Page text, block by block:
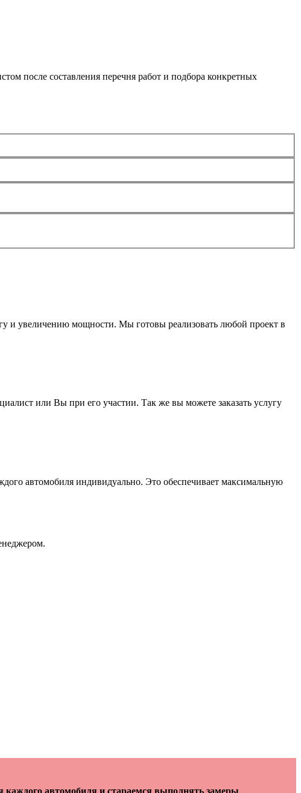
после составления перечня работ и подбора конкретных
и увеличению мощности. Мы готовы реализовать любой проект в
или Вы при его участии. Так же вы можете заказать услугу
автомобиля индивидуально. Это обеспечивает максимальную